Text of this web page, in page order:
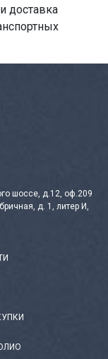
доставка
шоссе, д.12, оф.209
д. 1, литер И,